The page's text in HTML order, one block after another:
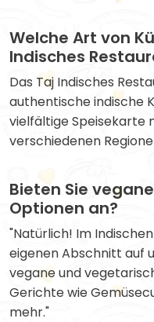
Welche Art von
Indisches
Das Taj Indisches
authentische indische
vielfältige Speisekarte
verschiedenen
Bieten Sie
Optionen an?
"Natürlich! Im
eigenen Abschnitt auf
vegane und
Gerichte wie
mehr."